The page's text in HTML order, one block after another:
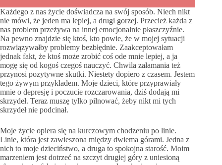
Każdego z nas życie doświadcza na swój sposób. Niech nikt
nie mówi, że jeden ma lepiej, a drugi gorzej. Przecież każda z
nas problem przeżywa na innej emocjonalnie płaszczyźnie.
Na pewno znajdzie się ktoś, kto powie, że w mojej sytuacji
rozwiązywałby problemy bezbłędnie. Zaakceptowałam
jednak fakt, że ktoś może zrobić coś ode mnie lepiej, a ja
mogę się od kogoś czegoś nauczyć. Chwila załamania też
przynosi pozytywne skutki. Niestety dopiero z czasem. Jestem
tego żywym przykładem. Moje dzieci, które przyprawiały
mnie o depresję i poczucie rozczarowania, dziś dodają mi
skrzydeł. Teraz muszę tylko pilnować, żeby nikt mi tych
skrzydeł nie podcinał.
Moje życie opiera się na kurczowym chodzeniu po linie.
Linie, która jest zawieszona między dwiema górami. Jedna z
nich to moje dzieciństwo, a druga to spokojna starość. Moim
marzeniem jest dotrzeć na szczyt drugiej góry z uniesioną